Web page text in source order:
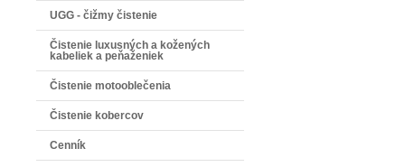
UGG - čižmy čistenie
Čistenie luxusných a kožených
kabeliek a peňaženiek
Čistenie motooblečenia
Čistenie kobercov
Cenník